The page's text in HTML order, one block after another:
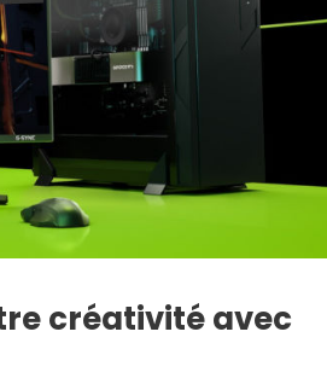
créativité avec